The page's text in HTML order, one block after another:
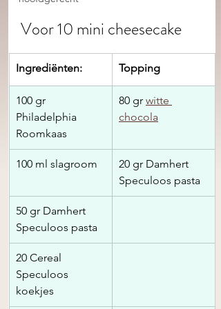
Voor 10 mini cheesecake
​Ingrediënten: Topping
100 gr
Philadelphia
Roomkaas
80 gr witte
chocola
100 ml slagroom
20 gr Damhert
Speculoos pasta
50 gr Damhert
Speculoos pasta
20 Cereal
Speculoos
koekjes